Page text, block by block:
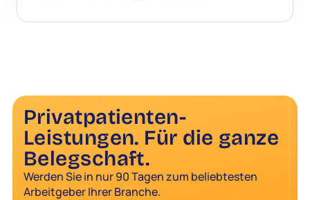
Privatpatienten-
Leistungen. Für die ganze
Belegschaft.
Werden Sie in nur 90 Tagen zum beliebtesten
Arbeitgeber Ihrer Branche.